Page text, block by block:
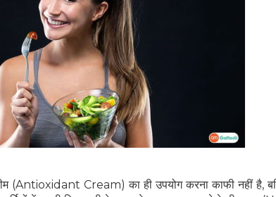
(Antioxidant Cream) का ही उपयोग करना काफी नहीं है,